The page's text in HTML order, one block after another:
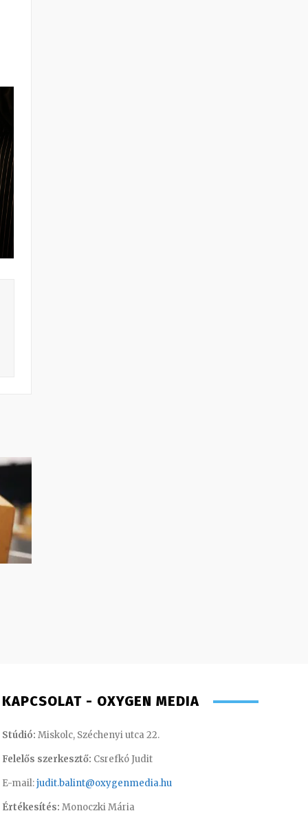
KAPCSOLAT - OXYGEN MEDIA
Stúdió: Miskolc, Széchenyi utca 22.
Felelős szerkesztő: Csrefkó Judit
E-mail:judit.balint@oxygenmedia.hu
Értékesítés: Monoczki Mária